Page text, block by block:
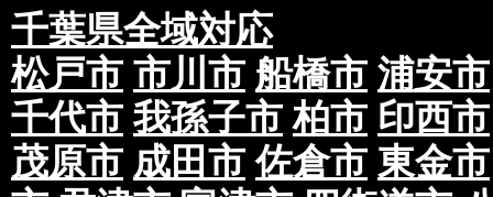
千葉県全域対応
松戸市 市川市 船橋市 浦安市
千代市 我孫子市 柏市 印西市
茂原市 成田市 佐倉市 東金市